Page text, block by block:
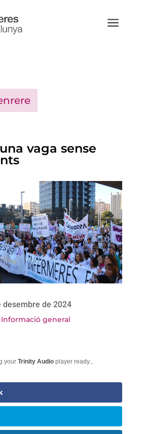
a
vaga sense
desembre de 2024
Informació general
your Trinity Audioplayer ready...